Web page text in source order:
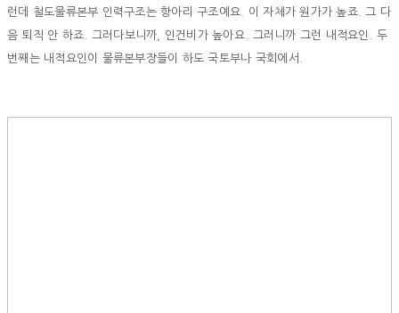
런데 철도물류본부 인력구조는 항아리 구조예요. 이 자체가 원가가 높죠. 그 다
음 퇴직 안 하죠. 그러다보니까, 인건비가 높아요. 그러니까 그런 내적요인. 두
번째는 내적요인이 물류본부장들이 하도 국토부나 국회에서.